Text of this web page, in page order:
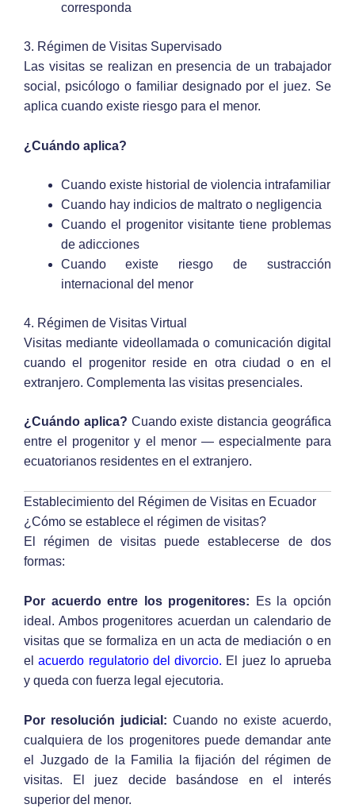
corresponda
3. Régimen de Visitas Supervisado
Las visitas se realizan en presencia de un trabajador
social, psicólogo o familiar designado por el juez. Se
aplica cuando existe riesgo para el menor.
¿Cuándo aplica?
Cuando existe historial de violencia intrafamiliar
Cuando hay indicios de maltrato o negligencia
Cuando el progenitor visitante tiene problemas
de adicciones
Cuando existe riesgo de sustracción
internacional del menor
4. Régimen de Visitas Virtual
Visitas mediante videollamada o comunicación digital
cuando el progenitor reside en otra ciudad o en el
extranjero. Complementa las visitas presenciales.
¿Cuándo aplica? Cuando existe distancia geográfica
entre el progenitor y el menor — especialmente para
ecuatorianos residentes en el extranjero.
Establecimiento del Régimen de Visitas en Ecuador
¿Cómo se establece el régimen de visitas?
El régimen de visitas puede establecerse de dos
formas:
Por acuerdo entre los progenitores: Es la opción
ideal. Ambos progenitores acuerdan un calendario de
visitas que se formaliza en un acta de mediación o en
elacuerdo regulatorio del divorcio. El juez lo aprueba
y queda con fuerza legal ejecutoria.
Por resolución judicial: Cuando no existe acuerdo,
cualquiera de los progenitores puede demandar ante
el Juzgado de la Familia la fijación del régimen de
visitas. El juez decide basándose en el interés
superior del menor.